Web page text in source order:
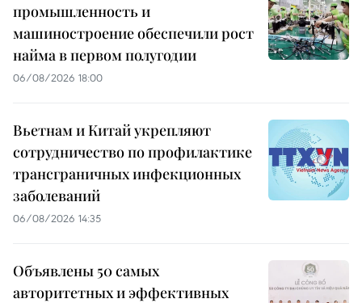
промышленность и
машиностроение обеспечили рост
найма в первом полугодии
06/08/2026 18:00
Вьетнам и Китай укрепляют
сотрудничество по профилактике
трансграничных инфекционных
заболеваний
06/08/2026 14:35
Объявлены 50 самых
авторитетных и эффективных